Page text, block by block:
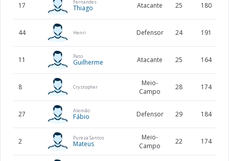
17 Fernandes
Thiago Atacante 25 180
44 Henri Defensor 24 191
11 Pato
Guilherme Atacante 25 164
8 Crystopher
Meio-
Campo
28 174
27 Alemão
Fábio Defensor 29 184
2 Pureza Santos
Mateus
Meio-
Campo
22 174